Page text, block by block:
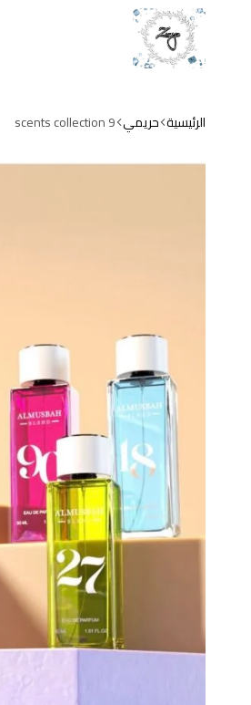
الرئيسية حريمي 9 scents collection